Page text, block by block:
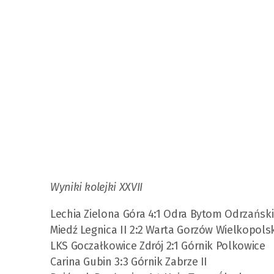
Wyniki kolejki XXVII
Lechia Zielona Góra 4:1 Odra Bytom Odrzański
Miedź Legnica II 2:2 Warta Gorzów
LKS Goczałkowice Zdrój 2:1 Górnik Polkowice
Carina Gubin 3:3 Górnik Zabrze II